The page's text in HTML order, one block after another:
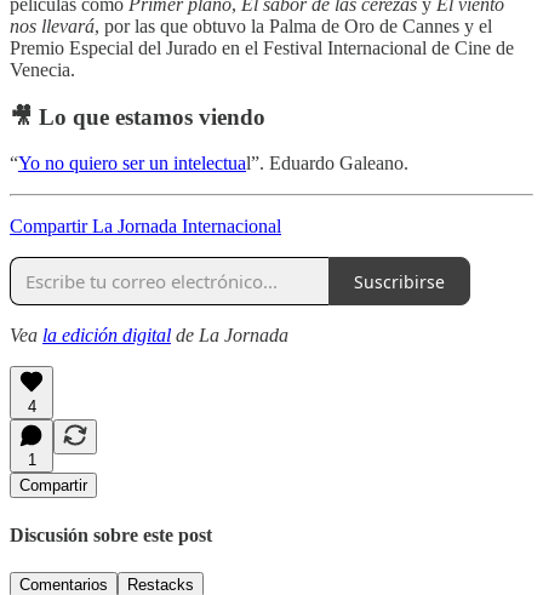
películas como Primer plano, El sabor de las cerezas y El viento
nos llevará, por las que obtuvo la Palma de Oro de Cannes y el
Premio Especial del Jurado en el Festival Internacional de Cine de
Venecia.
🎥 Lo que estamos viendo
“Yo no quiero ser un intelectual”. Eduardo Galeano.
Compartir La Jornada Internacional
Suscribirse
Vea la edición digital de La Jornada
4
1
Compartir
Discusión sobre este post
Comentarios Restacks